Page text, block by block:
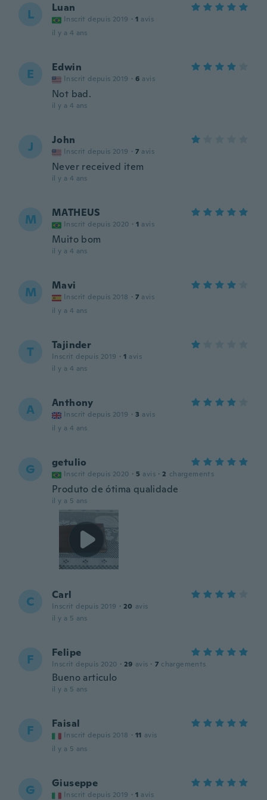
L Luan
Inscrit depuis 2019 · 1 avis
il y a 4 ans
E Edwin
Inscrit depuis 2019 · 6 avis
Not bad.
il y a 4 ans
J John
Inscrit depuis 2019 · 7 avis
Never received item
il y a 4 ans
M MATHEUS
Inscrit depuis 2020 · 1 avis
Muito bom
il y a 4 ans
M Mavi
Inscrit depuis 2018 · 7 avis
il y a 4 ans
T Tajinder
Inscrit depuis 2019 · 1 avis
il y a 4 ans
A Anthony
Inscrit depuis 2019 · 3 avis
il y a 4 ans
G getulio
Inscrit depuis 2020 · 5 avis · 2 chargements
Produto de ótima qualidade
il y a 5 ans
C Carl
Inscrit depuis 2019 · 20 avis
il y a 5 ans
F Felipe
Inscrit depuis 2020 · 29 avis · 7 chargements
Bueno articulo
il y a 5 ans
F Faisal
Inscrit depuis 2018 · 11 avis
il y a 5 ans
G Giuseppe
Inscrit depuis 2019 · 1 avis